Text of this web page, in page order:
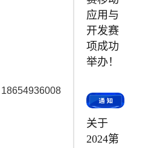
18654936008
应用与
开发赛
项成功
举办！
关于
2024第